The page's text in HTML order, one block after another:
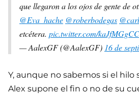
que llegaron a los ojos de gente de
@Eva_hache @roberbodegas
etcétera. pic.twitter.com/
— AalexGF (@AalexGF) 16 de
Y, aunque no sabemos si el hilo
Alex supone el fin o no de su